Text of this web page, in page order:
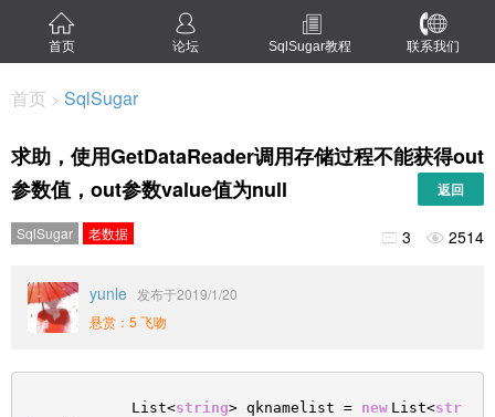
首页 论坛 SqlSugar教程 联系我们
首页 > SqlSugar
求助，使用GetDataReader调用存储过程不能获得out
参数值，out参数value值为null
返回
SqlSugar 老数据  3  2514
yunle 发布于2019/1/20
悬赏：5 飞吻
List<string> qknamelist = new List<str